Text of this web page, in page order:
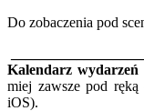
Do zobaczenia pod
Kalendarz wydarzeń
miej zawsze pod
iOS).